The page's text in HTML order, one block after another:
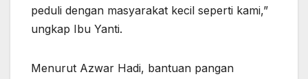
peduli dengan masyarakat kecil seperti kami,”
ungkap Ibu Yanti.
Menurut Azwar Hadi, bantuan pangan